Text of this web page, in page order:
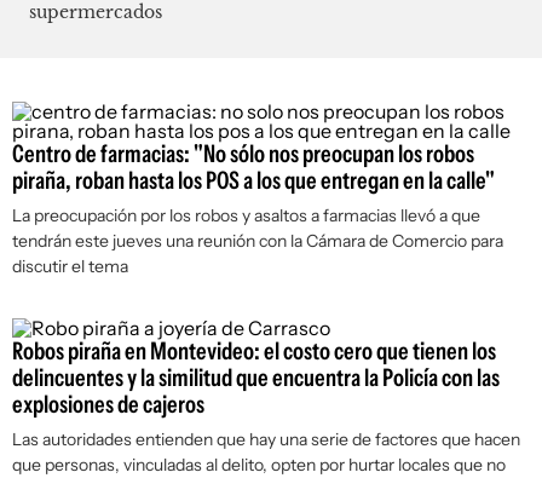
supermercados
Centro de farmacias: "No sólo nos preocupan los robos
piraña, roban hasta los POS a los que entregan en la calle"
La preocupación por los robos y asaltos a farmacias llevó a que
tendrán este jueves una reunión con la Cámara de Comercio para
discutir el tema
Robos piraña en Montevideo: el costo cero que tienen los
delincuentes y la similitud que encuentra la Policía con las
explosiones de cajeros
Las autoridades entienden que hay una serie de factores que hacen
que personas, vinculadas al delito, opten por hurtar locales que no